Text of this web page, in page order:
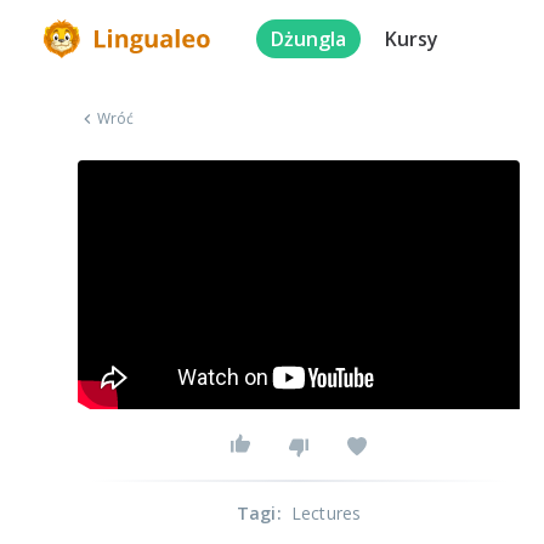
Dżungla Kursy
Wróć
Tagi: Lectures